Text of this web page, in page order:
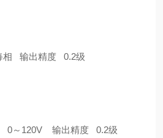
相 输出精度 0.2级
0～120V 输出精度 0.2级